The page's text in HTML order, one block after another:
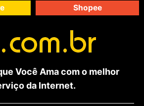
Shopee
Você Ama com o melhor
da Internet.